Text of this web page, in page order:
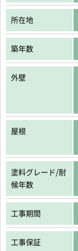
所在地
築年数
外壁
屋根
塗料グレード/耐
候年数
工事期間
工事保証